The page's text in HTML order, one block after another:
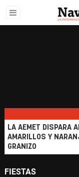
LA AEMET DISPARA
AMARILLOS Y
GRANIZO
FIESTAS